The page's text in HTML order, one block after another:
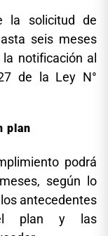
la solicitud de
seis meses
notificación al
de la Ley N°
plan
podrá
según lo
antecedentes
plan y las